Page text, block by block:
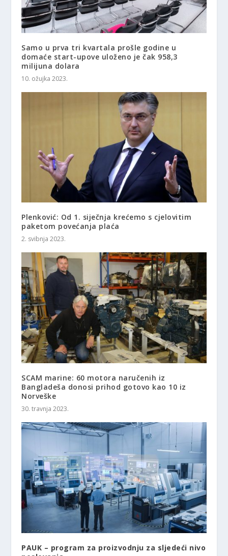
Samo u prva tri kvartala prošle godine u
domaće start-upove uloženo je čak 958,3
milijuna dolara
10. ožujka 2023.
Plenković: Od 1. siječnja krećemo s cjelovitim
paketom povećanja plaća
2. svibnja 2023.
SCAM marine: 60 motora naručenih iz
Bangladeša donosi prihod gotovo kao 10 iz
Norveške
30. travnja 2023.
PAUK – program za proizvodnju za sljedeći nivo